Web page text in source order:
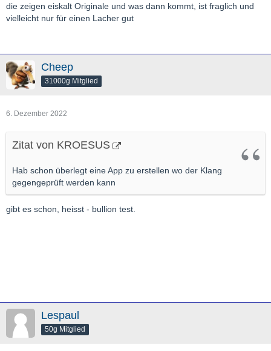
die zeigen eiskalt Originale und was dann kommt, ist fraglich und
vielleicht nur für einen Lacher gut
Cheep
31000g Mitglied
6. Dezember 2022
Zitat von KROESUS
Hab schon überlegt eine App zu erstellen wo der Klang
gegengeprüft werden kann
gibt es schon, heisst - bullion test.
Lespaul
50g Mitglied